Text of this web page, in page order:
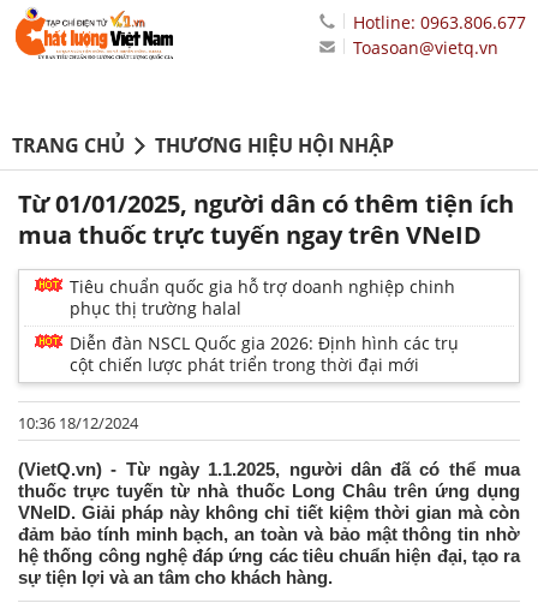
Hotline: 0963.806.677
Toasoan@vietq.vn
TRANG CHỦ THƯƠNG HIỆU HỘI NHẬP
Từ 01/01/2025, người dân có thêm tiện ích
mua thuốc trực tuyến ngay trên VNeID
Tiêu chuẩn quốc gia hỗ trợ doanh nghiệp chinh
phục thị trường halal
Diễn đàn NSCL Quốc gia 2026: Định hình các trụ
cột chiến lược phát triển trong thời đại mới
10:36 18/12/2024
(VietQ.vn) - Từ ngày 1.1.2025, người dân đã có thể mua
thuốc trực tuyến từ nhà thuốc Long Châu trên ứng dụng
VNeID. Giải pháp này không chỉ tiết kiệm thời gian mà còn
đảm bảo tính minh bạch, an toàn và bảo mật thông tin nhờ
hệ thống công nghệ đáp ứng các tiêu chuẩn hiện đại, tạo ra
sự tiện lợi và an tâm cho khách hàng.